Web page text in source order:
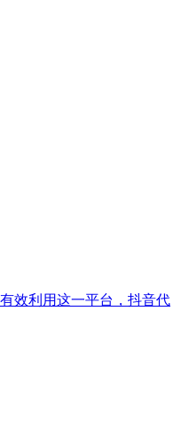
效利用这一平台，抖音代